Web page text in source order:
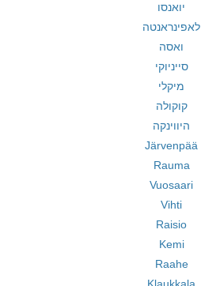
יואנסו
לאפינראנטה
ואסה
סייניוקי
מיקלי
קוקולה
היווינקה
Järvenpää
Rauma
Vuosaari
Vihti
Raisio
Kemi
Raahe